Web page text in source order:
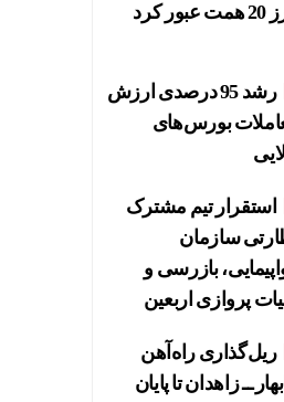
کرد
رشد 95 درصدی ارزش
بورس‌های
استقرار تیم مشترک
سازمان
بازرسی و
پروازی اربعین
ریل‌گذاری راه‌آهن
ــ زاهدان تا پایان